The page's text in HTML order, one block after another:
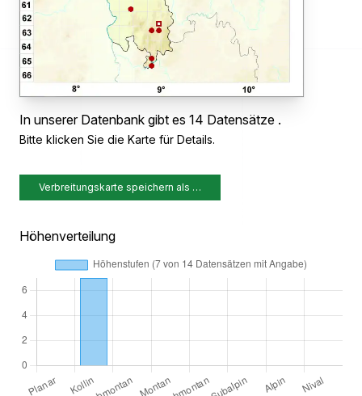
In unserer Datenbank gibt es 14 Datensätze .
Bitte klicken Sie die Karte für Details.
Verbreitungskarte speichern als …
Höhenverteilung